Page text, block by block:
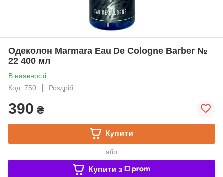
Одеколон Marmara Eau De Cologne Barber №
22 400 мл
В наявності
Код: 750
Роздріб
390 ₴
Купити
або
Купити з